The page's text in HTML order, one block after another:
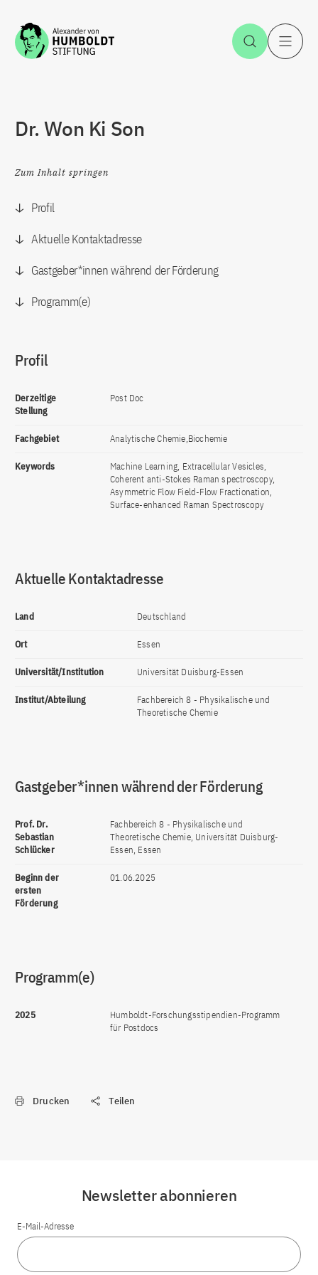
Zum Inhalt springen Suche
Dr. Won Ki Son
Zum Inhalt springen
Profil
Aktuelle Kontaktadresse
Gastgeber*innen während der Förderung
Programm(e)
Profil
Derzeitige
Stellung
Post Doc
Fachgebiet Analytische Chemie,Biochemie
Keywords
Machine Learning, Extracellular Vesicles,
Coherent anti-Stokes Raman spectroscopy,
Asymmetric Flow Field-Flow Fractionation,
Surface-enhanced Raman Spectroscopy
Aktuelle Kontaktadresse
Land Deutschland
Ort Essen
Universität/Institution Universität Duisburg-Essen
Institut/Abteilung
Fachbereich 8 - Physikalische und
Theoretische Chemie
Gastgeber*innen während der Förderung
Prof. Dr.
Sebastian
Schlücker
Fachbereich 8 - Physikalische und
Theoretische Chemie, Universität Duisburg-
Essen, Essen
Beginn der
ersten
Förderung
01.06.2025
Programm(e)
2025
Humboldt-Forschungsstipendien-Programm
für Postdocs
Drucken Teilen
Newsletter abonnieren
E-Mail-Adresse